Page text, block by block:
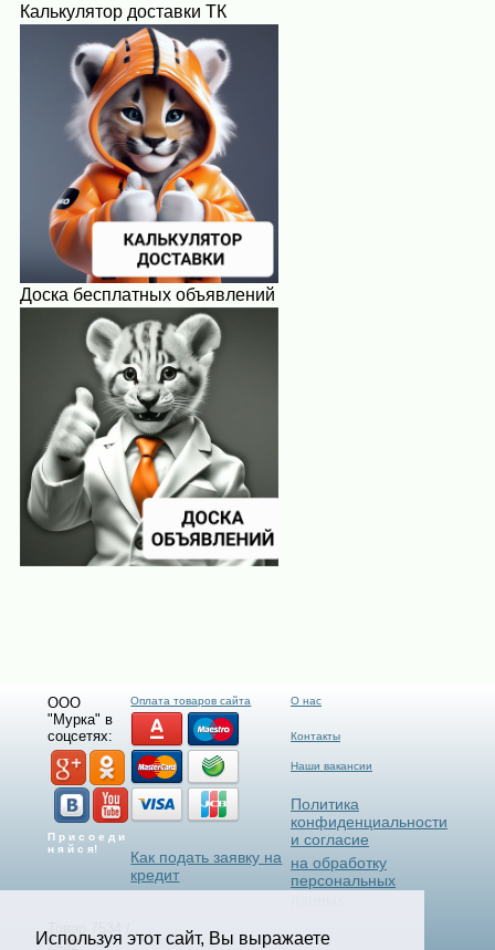
Используя этот сайт, Вы выражаете
Калькулятор доставки ТК
Доска бесплатных объявлений
ООО
"Мурка" в
соцсетях:
П р и с о е д и
н я й с я!
Оплата товаров сайта
Как подать заявку на
кредит
О нас
Контакты
Наши вакансии
Политика
конфиденциальности
и согласие
на обработку
персональных
2432
Select Language▼